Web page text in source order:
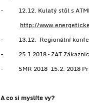
- 12.12. Kulatý stůl s
http://
- 13.12. Regionální
- 25.1 2018 – ZAT
- SMR 2018 15.2. 2018
A co si myslíte vy?